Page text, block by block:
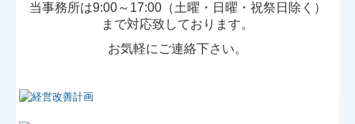
経営改善計画の策定支援
経営改善オンデマンド講座
当事務所は9:00～17:00（土曜・日曜・祝祭日除く）
まで対応致しております。
お気軽にご連絡下さい。